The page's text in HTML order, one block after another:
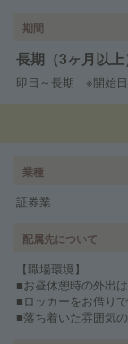
期間
長期（3ヶ月以上
即日～長期 ※開始
業種
証券業
配属先について
【職場環境】
■お昼休憩時の外出
■ロッカーをお借り
■落ち着いた雰囲気の